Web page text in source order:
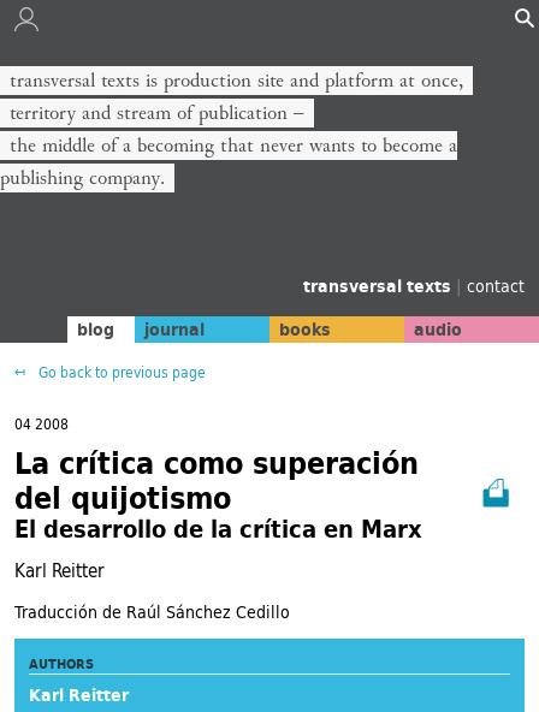
transversal texts is production site and platform at once,
territory and stream of publication −
the middle of a becoming that never wants to become a
publishing company.
transversal texts | contact
blog journal books audio
Go back to previous page
04 2008
La crítica como superación
del quijotismo
El desarrollo de la crítica en Marx
Karl Reitter
Traducción de Raúl Sánchez Cedillo
AUTHORS
Karl Reitter